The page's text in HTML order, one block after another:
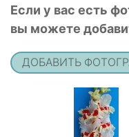
Если у вас есть
вы можете
ДОБАВИТЬ